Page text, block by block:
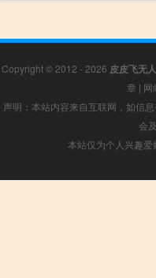
Copyright © 2012 - 2026 皮皮飞无
章 | 网
声明：本站内容来自互联网，如信
会
本站仅为个人兴趣